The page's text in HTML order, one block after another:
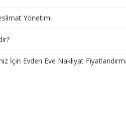
Yönetimi
İçin Evden Eve Nakliyat